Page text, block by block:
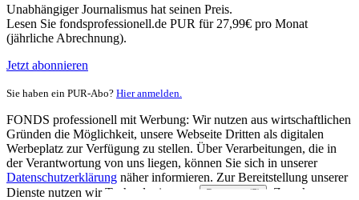
Unabhängiger Journalismus hat seinen Preis.
Lesen Sie fondsprofessionell.de PUR für 27,99€ pro Monat
(jährliche Abrechnung).
Jetzt abonnieren
Sie haben ein PUR-Abo? Hier anmelden.
FONDS professionell mit Werbung: Wir nutzen aus wirtschaftlichen
Gründen die Möglichkeit, unsere Webseite Dritten als digitalen
Werbeplatz zur Verfügung zu stellen. Über Verarbeitungen, die in
der Verantwortung von uns liegen, können Sie sich in unserer
Datenschutzerklärung näher informieren. Zur Bereitstellung unserer
Dienste nutzen wir Technologien von
Partnern (5)
. Zwecke: